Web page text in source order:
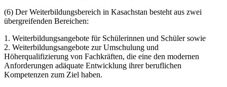
(6) Der Weiterbildungsbereich in Kasachstan besteht aus zwei
übergreifenden Bereichen:
1. Weiterbildungsangebote für Schülerinnen und Schüler sowie
2. Weiterbildungsangebote zur Umschulung und
Höherqualifizierung von Fachkräften, die eine den modernen
Anforderungen adäquate Entwicklung ihrer beruflichen
Kompetenzen zum Ziel haben.